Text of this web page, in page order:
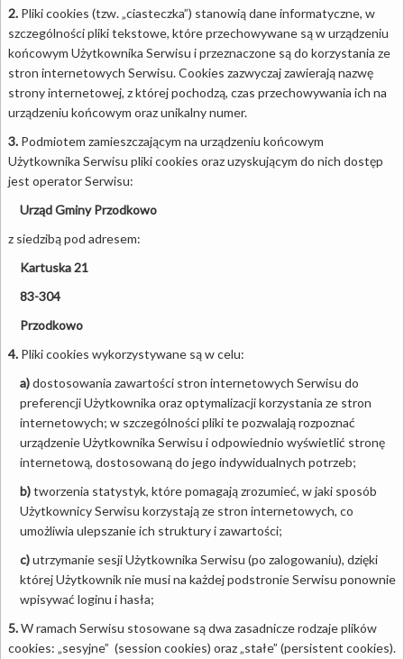
2. Pliki cookies (tzw. „ciasteczka”) stanowią dane informatyczne, w
szczególności pliki tekstowe, które przechowywane są w urządzeniu
końcowym Użytkownika Serwisu i przeznaczone są do korzystania ze
stron internetowych Serwisu. Cookies zazwyczaj zawierają nazwę
strony internetowej, z której pochodzą, czas przechowywania ich na
urządzeniu końcowym oraz unikalny numer.
3. Podmiotem zamieszczającym na urządzeniu końcowym
Użytkownika Serwisu pliki cookies oraz uzyskującym do nich dostęp
jest operator Serwisu:
Urząd Gminy Przodkowo
z siedzibą pod adresem:
Kartuska 21
83-304
Przodkowo
4. Pliki cookies wykorzystywane są w celu:
a)dostosowania zawartości stron internetowych Serwisu do
preferencji Użytkownika oraz optymalizacji korzystania ze stron
internetowych; w szczególności pliki te pozwalają rozpoznać
urządzenie Użytkownika Serwisu i odpowiednio wyświetlić stronę
internetową, dostosowaną do jego indywidualnych potrzeb;
b)tworzenia statystyk, które pomagają zrozumieć, w jaki sposób
Użytkownicy Serwisu korzystają ze stron internetowych, co
umożliwia ulepszanie ich struktury i zawartości;
c)utrzymanie sesji Użytkownika Serwisu (po zalogowaniu), dzięki
której Użytkownik nie musi na każdej podstronie Serwisu ponownie
wpisywać loginu i hasła;
5.W ramach Serwisu stosowane są dwa zasadnicze rodzaje plików
cookies: „sesyjne” (session cookies) oraz „stałe” (persistent cookies).